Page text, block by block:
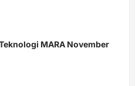
MARA November